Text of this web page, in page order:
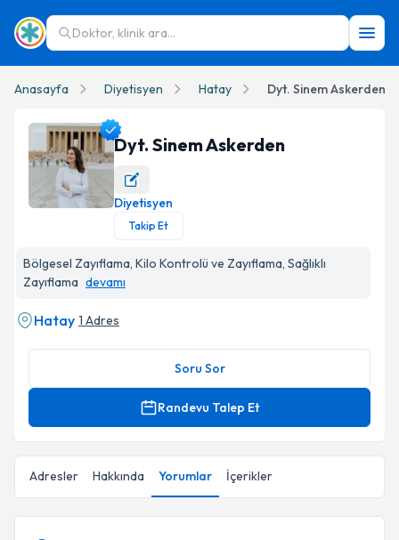
Doktor, klinik ara...
Anasayfa Diyetisyen Hatay Dyt. Sinem Askerden
Dyt. Sinem Askerden Profil Fotoğrafı
Dyt. Sinem Askerden
Diyetisyen
Takip Et
Bölgesel Zayıflama, Kilo Kontrolü ve Zayıflama, Sağlıklı
Zayıflama devamı
Hatay 1 Adres
Soru Sor
Randevu Talep Et
Adresler Hakkında Yorumlar İçerikler